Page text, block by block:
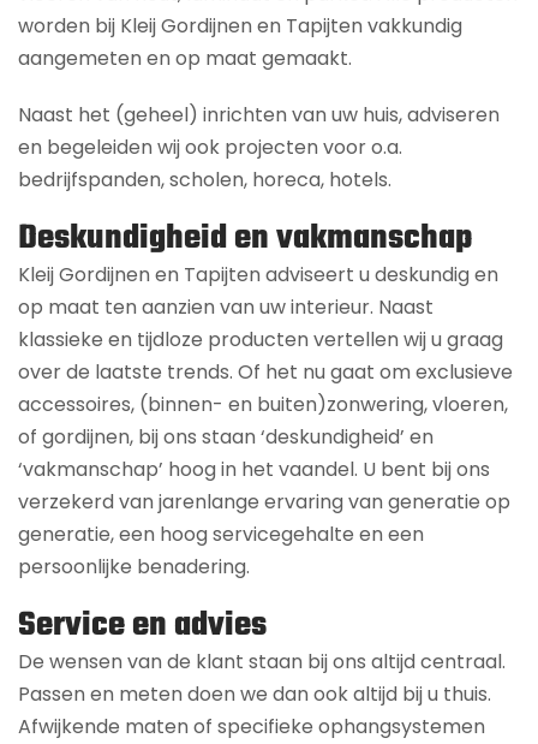
worden bij Kleij Gordijnen en Tapijten vakkundig
aangemeten en op maat gemaakt.
Naast het (geheel) inrichten van uw huis, adviseren
en begeleiden wij ook projecten voor o.a.
bedrijfspanden, scholen, horeca, hotels.
Deskundigheid en vakmanschap
Kleij Gordijnen en Tapijten adviseert u deskundig en
op maat ten aanzien van uw interieur. Naast
klassieke en tijdloze producten vertellen wij u graag
over de laatste trends. Of het nu gaat om exclusieve
accessoires, (binnen- en buiten)zonwering, vloeren,
of gordijnen, bij ons staan ‘deskundigheid’ en
‘vakmanschap’ hoog in het vaandel. U bent bij ons
verzekerd van jarenlange ervaring van generatie op
generatie, een hoog servicegehalte en een
persoonlijke benadering.
Service en advies
De wensen van de klant staan bij ons altijd centraal.
Passen en meten doen we dan ook altijd bij u thuis.
Afwijkende maten of specifieke ophangsystemen